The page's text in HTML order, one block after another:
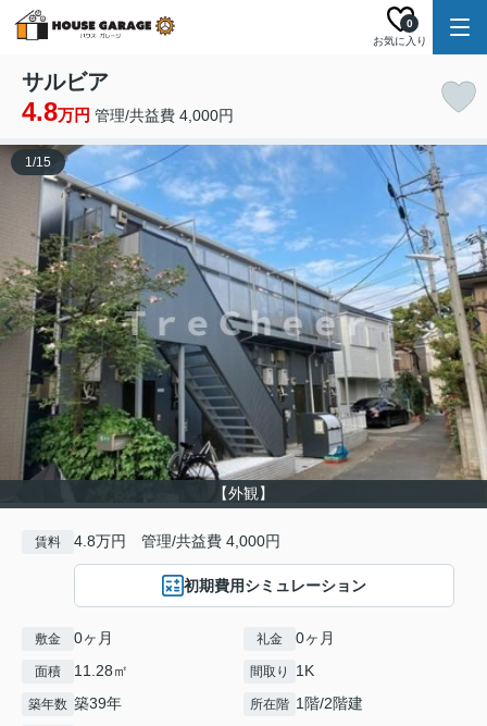
お気に入り
0
サルビア
4.8万円 管理/共益費 4,000円
【外観】
1/15
賃料 4.8万円 管理/共益費 4,000円
初期費用シミュレーション
敷金 0ヶ月 礼金 0ヶ月
面積 11.28㎡ 間取り 1K
築年数 築39年 所在階 1階/2階建